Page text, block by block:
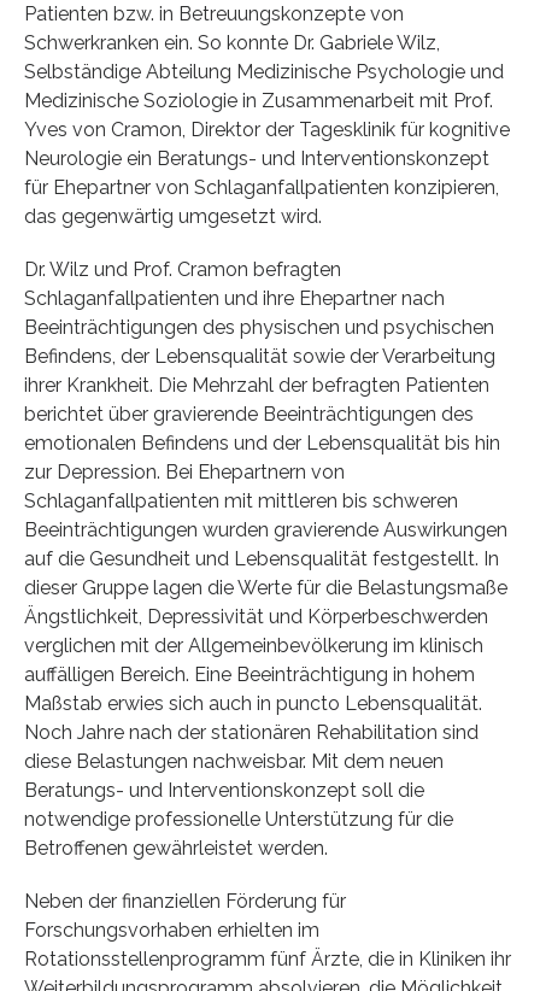
Patienten bzw. in Betreuungskonzepte von
Schwerkranken ein. So konnte Dr. Gabriele Wilz,
Selbständige Abteilung Medizinische Psychologie und
Medizinische Soziologie in Zusammenarbeit mit Prof.
Yves von Cramon, Direktor der Tagesklinik für kognitive
Neurologie ein Beratungs- und Interventionskonzept
für Ehepartner von Schlaganfallpatienten konzipieren,
das gegenwärtig umgesetzt wird.
Dr. Wilz und Prof. Cramon befragten
Schlaganfallpatienten und ihre Ehepartner nach
Beeinträchtigungen des physischen und psychischen
Befindens, der Lebensqualität sowie der Verarbeitung
ihrer Krankheit. Die Mehrzahl der befragten Patienten
berichtet über gravierende Beeinträchtigungen des
emotionalen Befindens und der Lebensqualität bis hin
zur Depression. Bei Ehepartnern von
Schlaganfallpatienten mit mittleren bis schweren
Beeinträchtigungen wurden gravierende Auswirkungen
auf die Gesundheit und Lebensqualität festgestellt. In
dieser Gruppe lagen die Werte für die Belastungsmaße
Ängstlichkeit, Depressivität und Körperbeschwerden
verglichen mit der Allgemeinbevölkerung im klinisch
auffälligen Bereich. Eine Beeinträchtigung in hohem
Maßstab erwies sich auch in puncto Lebensqualität.
Noch Jahre nach der stationären Rehabilitation sind
diese Belastungen nachweisbar. Mit dem neuen
Beratungs- und Interventionskonzept soll die
notwendige professionelle Unterstützung für die
Betroffenen gewährleistet werden.
Neben der finanziellen Förderung für
Forschungsvorhaben erhielten im
Rotationsstellenprogramm fünf Ärzte, die in Kliniken ihr